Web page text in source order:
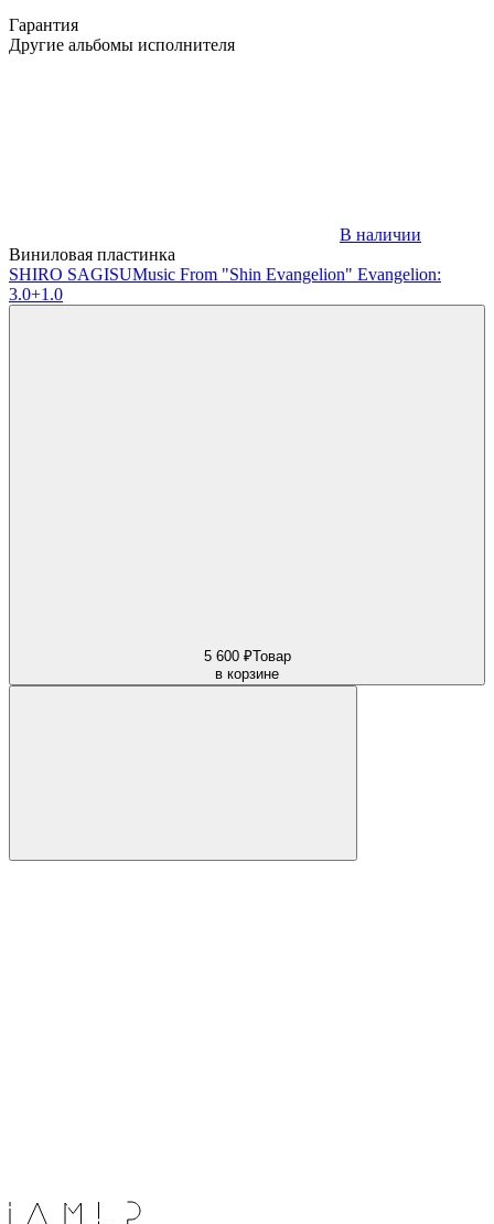
Гарантия
Другие альбомы исполнителя
В наличии
Виниловая пластинка
SHIRO SAGISUMusic From "Shin Evangelion" Evangelion:
3.0+1.0
5 600 ₽Товар
в корзине